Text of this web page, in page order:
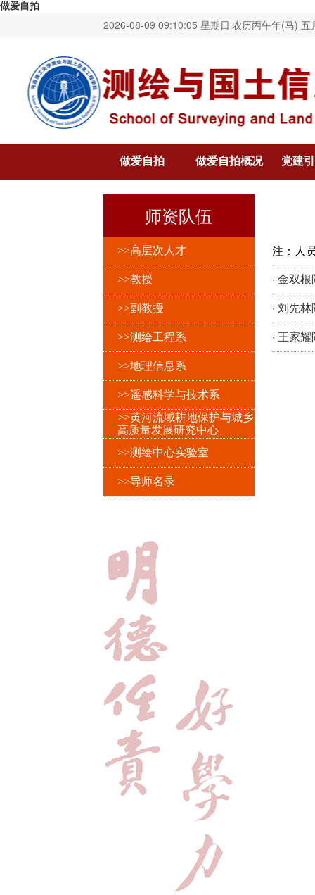
做爱自拍
2026-08-09 09:10:06 星期日 农历丙午年(马) 五
做爱自拍 做爱自拍概况 党建
师资队伍
>>高层次人才
>>教授
>>副教授
>>测绘工程系
>>地理信息系
>>遥感科学与技术系
>>黄河流域耕地保护与城乡
高质量发展研究中心
>>测绘中心实验室
>>导师名录
注：人
· 金双根
· 刘先林
· 王家耀